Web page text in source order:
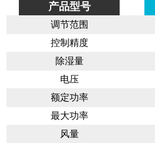
产品型号
调节范围
控制精度
除湿量
电压
额定功率
最大功率
风量